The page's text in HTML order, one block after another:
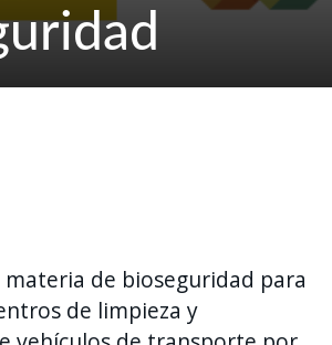
materia de bioseguridad para
de limpieza y